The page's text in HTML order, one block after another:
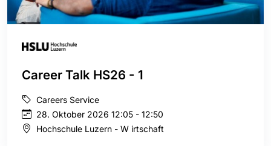
Career Talk HS26 - 1
Careers Service
28. Oktober 2026 12:05 - 12:50
Hochschule Luzern - W irtschaft